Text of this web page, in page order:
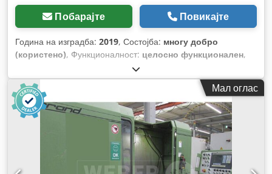
Побарајте Повикајте
Година на изградба: 2019, Состојба: многу добро
(користено), Функционалност: целосно функционален,
Мал оглас